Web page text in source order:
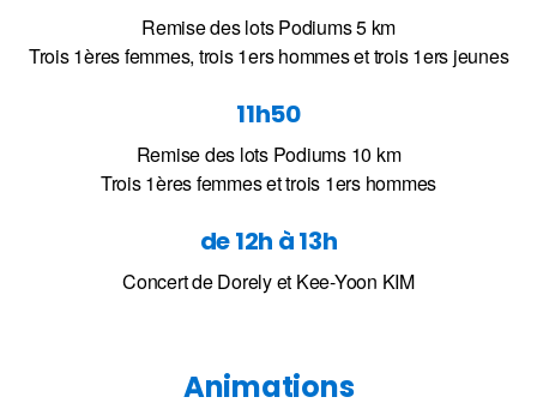
Remise des lots Podiums 5 km
Trois 1ères femmes, trois 1ers hommes et trois 1ers jeunes
11h50
Remise des lots Podiums 10 km
Trois 1ères femmes et trois 1ers hommes
de 12h à 13h
Concert de Dorely et Kee-Yoon KIM
Animations